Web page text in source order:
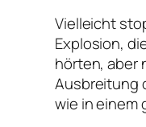
Vielleicht
Explosion,
hörten, aber
Ausbreitung
wie in einem